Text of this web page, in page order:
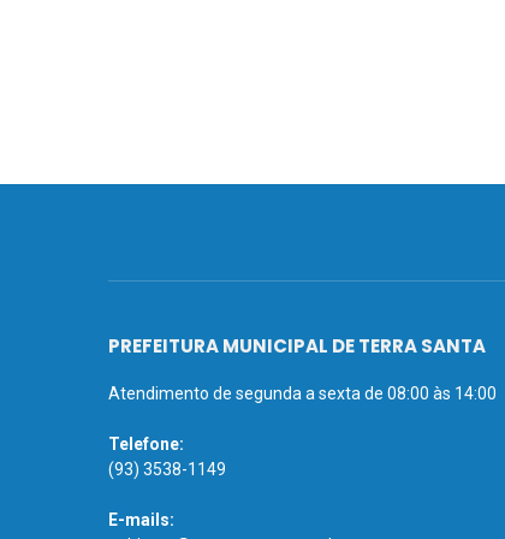
PREFEITURA MUNICIPAL DE TERRA SANTA
Atendimento de segunda a sexta de 08:00 às 14:00
Telefone:
(93) 3538-1149
E-mails: